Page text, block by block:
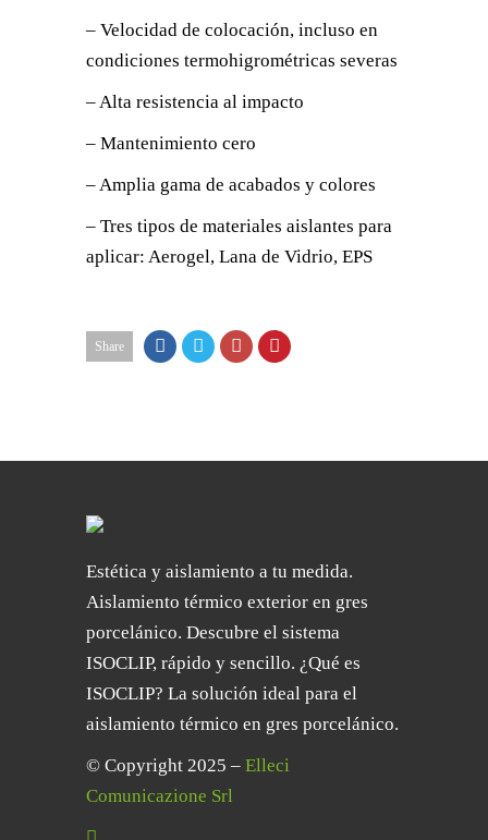
– Velocidad de colocación, incluso en
condiciones termohigrométricas severas
– Alta resistencia al impacto
– Mantenimiento cero
– Amplia gama de acabados y colores
– Tres tipos de materiales aislantes para
aplicar: Aerogel, Lana de Vidrio, EPS
Share
Estética y aislamiento a tu medida.
Aislamiento térmico exterior en gres
porcelánico. Descubre el sistema
ISOCLIP, rápido y sencillo. ¿Qué es
ISOCLIP? La solución ideal para el
aislamiento térmico en gres porcelánico.
© Copyright 2025 – Elleci
Comunicazione Srl